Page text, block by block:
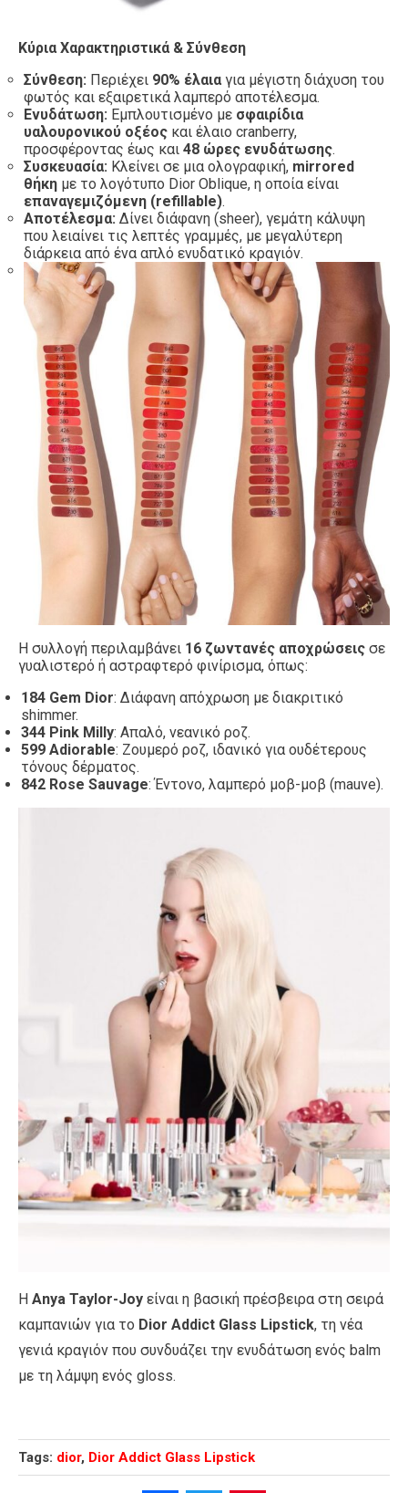
Κύρια Χαρακτηριστικά & Σύνθεση
Σύνθεση: Περιέχει 90% έλαια για μέγιστη διάχυση του
φωτός και εξαιρετικά λαμπερό αποτέλεσμα.
Ενυδάτωση: Εμπλουτισμένο με σφαιρίδια
υαλουρονικού οξέος και έλαιο cranberry,
προσφέροντας έως και 48 ώρες ενυδάτωσης.
Συσκευασία: Κλείνει σε μια ολογραφική, mirrored
θήκη με το λογότυπο Dior Oblique, η οποία είναι
επαναγεμιζόμενη (refillable).
Αποτέλεσμα: Δίνει διάφανη (sheer), γεμάτη κάλυψη
που λειαίνει τις λεπτές γραμμές, με μεγαλύτερη
διάρκεια από ένα απλό ενυδατικό κραγιόν.
Η συλλογή περιλαμβάνει 16 ζωντανές αποχρώσεις σε
γυαλιστερό ή αστραφτερό φινίρισμα, όπως:
184 Gem Dior: Διάφανη απόχρωση με διακριτικό
shimmer.
344 Pink Milly: Απαλό, νεανικό ροζ.
599 Adiorable: Ζουμερό ροζ, ιδανικό για ουδέτερους
τόνους δέρματος.
842 Rose Sauvage: Έντονο, λαμπερό μοβ-μοβ (mauve).
Η Anya Taylor-Joy είναι η βασική πρέσβειρα στη σειρά
καμπανιών για το Dior Addict Glass Lipstick, τη νέα
γενιά κραγιόν που συνδυάζει την ενυδάτωση ενός balm
με τη λάμψη ενός gloss.
Tags: dior, Dior Addict Glass Lipstick